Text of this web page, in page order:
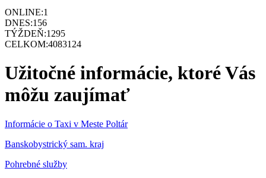
ONLINE:1
DNES:156
TÝŽDEŇ:1295
CELKOM:4083124
Užitočné informácie, ktoré Vás
môžu zaujímať
Informácie o Taxi v Meste Poltár
Banskobystrický sam. kraj
Pohrebné služby